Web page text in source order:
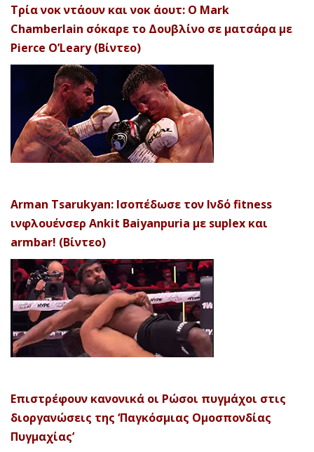
Τρία νοκ ντάουν και νοκ άουτ: Ο Mark
Chamberlain σόκαρε το Δουβλίνο σε ματσάρα με
Pierce O’Leary (Βίντεο)
Arman Tsarukyan: Ισοπέδωσε τον Ινδό fitness
ινφλουένσερ Ankit Baiyanpuria με suplex και
armbar! (Βίντεο)
Επιστρέφουν κανονικά οι Ρώσοι πυγμάχοι στις
διοργανώσεις της ‘Παγκόσμιας Ομοσπονδίας
Πυγμαχίας’